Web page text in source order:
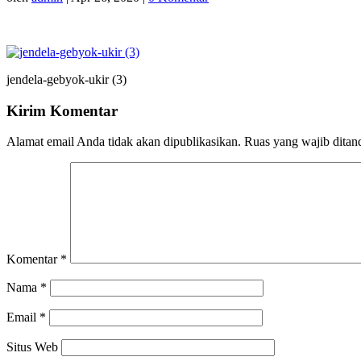
jendela-gebyok-ukir (3)
Kirim Komentar
Alamat email Anda tidak akan dipublikasikan. Ruas yang wajib
Komentar *
Nama *
Email *
Situs Web